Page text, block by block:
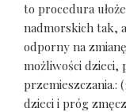
to procedura
nadmorskich tak,
odporny na
możliwości
przemieszczania.:
dzieci i próg